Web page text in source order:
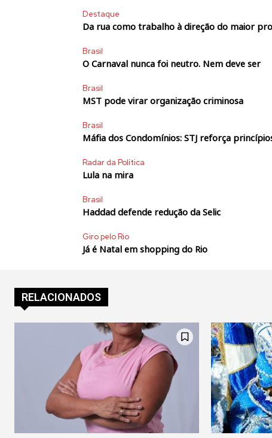
Destaque
Da rua como trabalho à direção do maior
Brasil
O Carnaval nunca foi neutro. Nem deve ser
Brasil
MST pode virar organização criminosa
Brasil
Máfia dos Condomínios: STJ reforça
Radar da Política
Lula na mira
Brasil
Haddad defende redução da Selic
Giro pelo Rio
Já é Natal em shopping do Rio
RELACIONADOS